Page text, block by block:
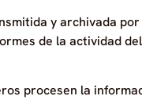
y archivada por
de la actividad
procesen la